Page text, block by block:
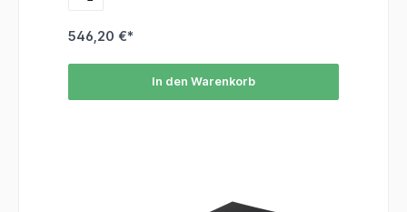
546,20 €*
In den Warenkorb